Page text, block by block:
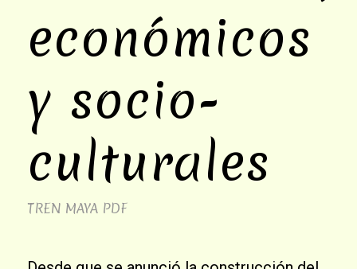
económicos
y socio-
culturales
TREN MAYA PDF